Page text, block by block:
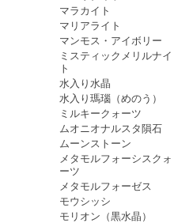
マラカイト
マリアライト
マンモス・アイボリー
ミスティックメリルナイ
ト
水入り水晶
水入り瑪瑙（めのう）
ミルキークォーツ
ムオニオナルスタ隕石
ムーンストーン
メタモルフォーシスクォ
ーツ
メタモルフォーゼス
モウシッシ
モリオン（黒水晶）